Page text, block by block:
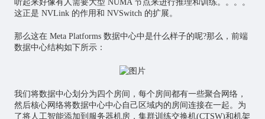
听起来好像有人需要大型 NUMA 节点来进行推理和训练。。。。
这正是 NVLink 的作用和 NVSwitch 的扩展。
那么这在 Meta Platforms 数据中心中是什么样子的呢?那么，前端
数据中心结构如下所示：
我们将数据中心划分为四个房间，每个房间都有一些聚合网络，
然后核心网络将数据中心中心自己区域内的房间连接在一起。为
了将人工智能添加到服务器机房，集群训练交换机(CTSW)和机架